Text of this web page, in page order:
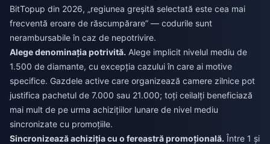
BitTopup din 2026, „regiunea greșită selectată este cea mai
frecventă eroare de răscumpărare” — codurile sunt
nerambursabile în caz de nepotrivire.
Alege denominația potrivită. Alege implicit nivelul mediu de
1.500 de diamante, cu excepția cazului în care ai motive
specifice. Gazdele active care organizează camere zilnice pot
justifica pachetul de 7.000 sau 21.000; toți ceilalți beneficiază
mai mult de pe urma achizițiilor lunare de nivel mediu
sincronizate cu promoțiile.
Sincronizează achiziția cu o fereastră promoțională. Între 1 și